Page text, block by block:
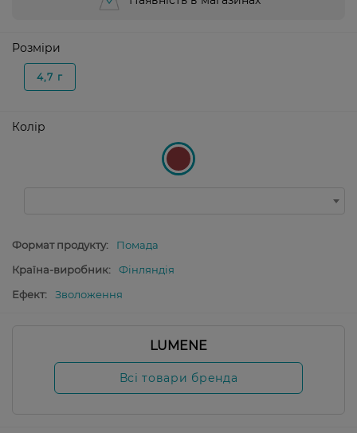
Розміри
4,7 г
Колір
Формат продукту:
Помада
Країна-виробник:
Фінляндія
Ефект:
Зволоження
LUMENE
Всі товари бренда